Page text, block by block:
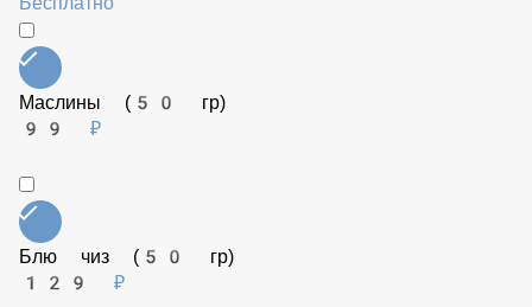
Дополнительно к пицце
Пепперончини (10 гр)
Бесплатно
Маслины (50 гр)
99 ₽